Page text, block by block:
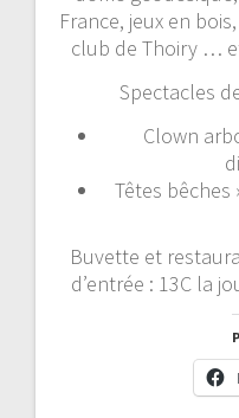
France, jeux en
club de Thoiry …
Spectacles
Clown
Têtes bêches
Buvette et
d’entrée : 13C la